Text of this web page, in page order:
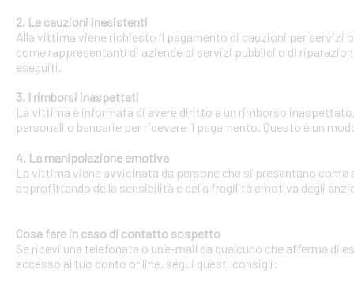
2. Le cauzioni inesistenti
Alla vittima viene richiesto il pagamento di cauzioni per
come rappresentanti di aziende di servizi pubblici o di
eseguiti.
3. I rimborsi inaspettati
La vittima è informata di avere diritto a un rimborso
personali o bancarie per ricevere il pagamento. Questo è un
4. La manipolazione emotiva
La vittima viene avvicinata da persone che si presentano
approfittando della sensibilità e della fragilità emotiva degli
Cosa fare in caso di contatto sospetto
Se ricevi una telefonata o un’e-mail da qualcuno che afferma di
accesso al tuo conto online, segui questi consigli: